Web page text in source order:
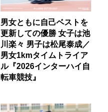
男女ともに自己ベストを
更新しての優勝 女子は池
川楽々 男子は松尾泰成／
男女1kmタイムトライア
ル『2026インターハイ自
転車競技』